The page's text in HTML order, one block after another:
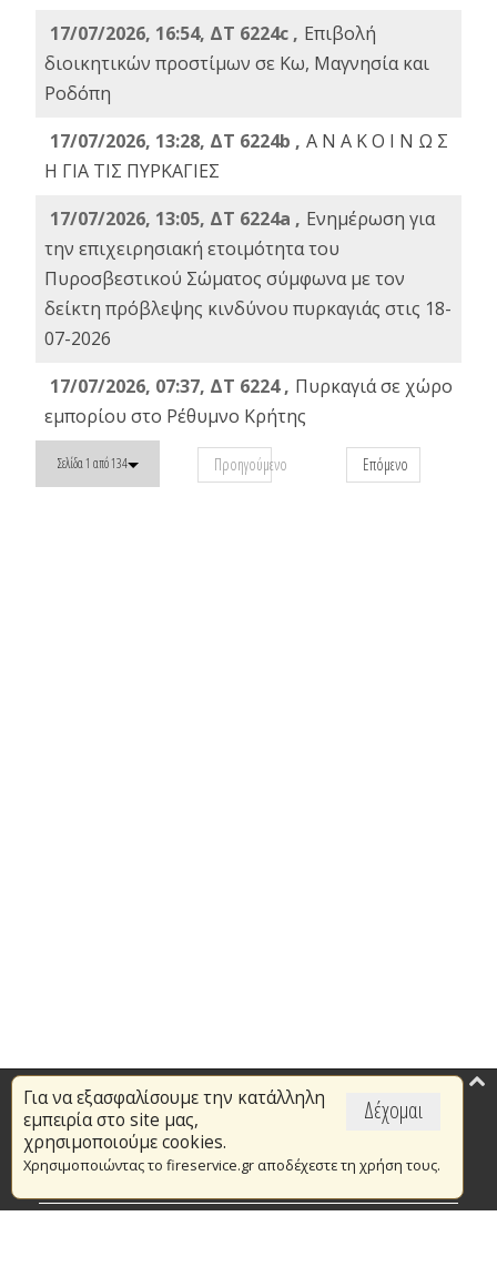
17/07/2026, 16:54, ΔΤ 6224c , Επιβολή
διοικητικών προστίμων σε Κω, Μαγνησία και
Ροδόπη
17/07/2026, 13:28, ΔΤ 6224b , Α Ν Α Κ Ο Ι Ν Ω Σ
Η ΓΙΑ ΤΙΣ ΠΥΡΚΑΓΙΕΣ
17/07/2026, 13:05, ΔΤ 6224a , Ενημέρωση για
την επιχειρησιακή ετοιμότητα του
Πυροσβεστικού Σώματος σύμφωνα με τον
δείκτη πρόβλεψης κινδύνου πυρκαγιάς στις 18-
07-2026
17/07/2026, 07:37, ΔΤ 6224 , Πυρκαγιά σε χώρο
εμπορίου στο Ρέθυμνο Κρήτης
Σελίδα 1 από 134 Προηγούμενο Επόμενο
Δέχομαι
Για να εξασφαλίσουμε την κατάλληλη
εμπειρία στο site μας,
χρησιμοποιούμε cookies.
Χρησιμοποιώντας το fireservice.gr αποδέχεστε τη χρήση τους.
Επικαιρότητα
Το Πυροσβεστικό Σώμα